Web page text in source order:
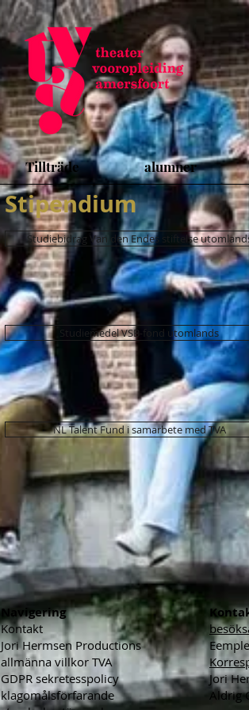
Tillträde alumner
Stipendium
Studiebidrag Van den Endes stiftelse
Studiemedel VSB-fond utomlands
NL Talent Fund i samarbete med TVA
Navigering
Kontakt
Jori Hermsen Productions
allmänna villkor TVA
GDPR sekretesspolicy
klagomålsförfarande
Jori
Aldrig